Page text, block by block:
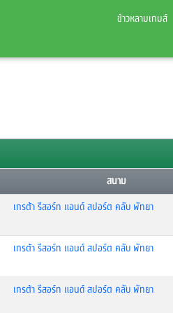
ข้าวหลามเกมส์
สนาม
เกรต้า รีสอร์ท แอนด์ สปอร์ต คลับ พัทยา
เกรต้า รีสอร์ท แอนด์ สปอร์ต คลับ พัทยา
เกรต้า รีสอร์ท แอนด์ สปอร์ต คลับ พัทยา